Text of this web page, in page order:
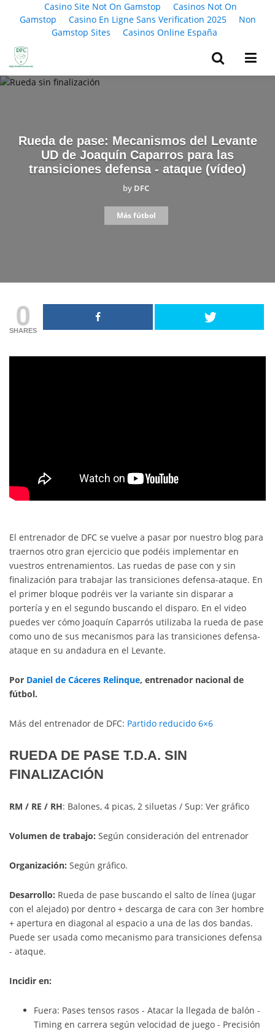
Casino Site Not On Gamstop
Casinos Not On
Gamstop
Casino En Ligne Sans Verification 2025
Non
Gamstop Sites
Casinos Online España
Rueda de pase: Mecanismos del Levante
UD de Joaquín Caparros para las
transiciones defensa - ataque (vídeo)
by DFC
Más fútbol
0
SHARES
El entrenador de DFC se vuelve a pasar por nuestro blog para
traernos otro gran ejercicio que podéis implementar en
vuestros entrenamientos. Las ruedas de pase con y sin
finalización para trabajar las transiciones defensa-ataque. En
el primer bloque podréis ver la variante sin disparar a
portería y en el segundo buscando el disparo. En el video
puedes ver cómo Joaquín Caparrós utilizaba la rueda de pase
como uno de sus mecanismos para las transiciones defensa-
ataque en su andadura en el Levante.
Por Daniel de Cáceres Relinque, entrenador nacional de
fútbol.
Más del entrenador de DFC: Partido reducido 6×6
RUEDA DE PASE T.D.A. SIN
FINALIZACIÓN
RM / RE / RH: Balones, 4 picas, 2 siluetas / Sup: Ver gráfico
Volumen de trabajo: Según consideración del entrenador
Organización: Según gráfico.
Desarrollo: Rueda de pase buscando el salto de línea (jugar
con el alejado) por dentro + descarga de cara con 3er hombre
+ apertura en diagonal al espacio a una de las dos bandas.
Puede ser usada como mecanismo para transiciones defensa
- ataque.
Incidir en:
Fuera: Pases tensos rasos - Atacar la llegada de balón -
Timing en carrera según velocidad de juego - Precisión